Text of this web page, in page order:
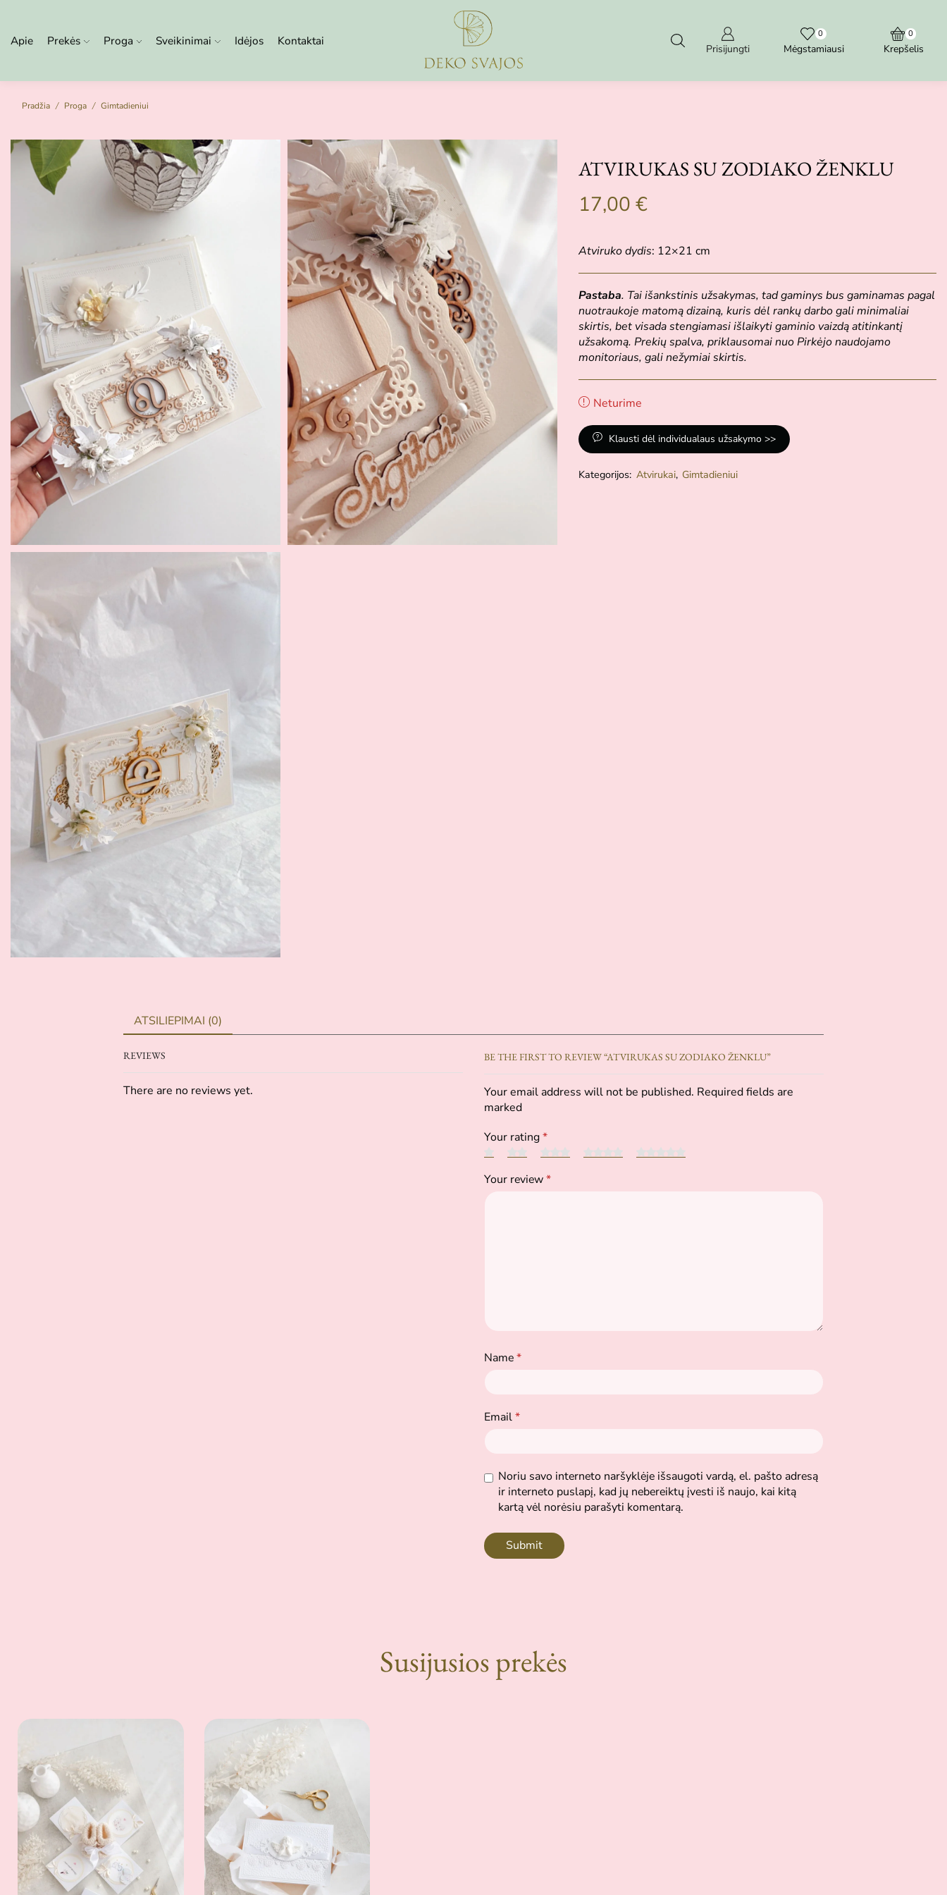
Apie Prekės Proga Sveikinimai Idėjos Kontaktai
Prisijungti
0
Mėgstamiausi
0
Krepšelis
Pradžia / Proga / Gimtadieniui
ATVIRUKAS SU ZODIAKO ŽENKLU
17,00€
Atviruko dydis: 12×21 cm
Pastaba. Tai išankstinis užsakymas, tad gaminys bus gaminamas pagal
nuotraukoje matomą dizainą, kuris dėl rankų darbo gali minimaliai
skirtis, bet visada stengiamasi išlaikyti gaminio vaizdą atitinkantį
užsakomą. Prekių spalva, priklausomai nuo Pirkėjo naudojamo
monitoriaus, gali nežymiai skirtis.
Neturime
Klausti dėl individualaus užsakymo >>
Kategorijos: Atvirukai, Gimtadieniui
ATSILIEPIMAI (0)
REVIEWS
There are no reviews yet.
BE THE FIRST TO REVIEW “ATVIRUKAS SU ZODIAKO ŽENKLU”
Your email address will not be published. Required fields are
marked
Your rating*
Your review*
Name*
Email*
Noriu savo interneto naršyklėje išsaugoti vardą, el. pašto adresą
ir interneto puslapį, kad jų nebereiktų įvesti iš naujo, kai kitą
kartą vėl norėsiu parašyti komentarą.
Susijusios prekės